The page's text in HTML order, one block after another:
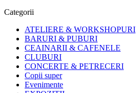
Categorii
ATELIERE & WORKSHOPURI
BARURI & PUBURI
CEAINARII & CAFENELE
CLUBURI
CONCERTE & PETRECERI
Copii super
Evenimente